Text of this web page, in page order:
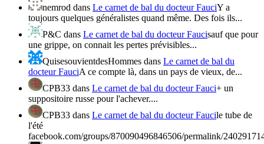
nemrod dans Le carnet de bal du docteur FauciY a
toujours quelques généralistes quand même. Des fois ils...
P&C dans Le carnet de bal du docteur Faucisauf que pour
une grippe, on connait les pertes prévisibles...
QuisesouvientdesHommes dans Le carnet de bal du
docteur FauciA ce compte là, dans un pays de vieux, de...
CPB33 dans Le carnet de bal du docteur Fauci+ un
suppositoire russe pour l'achever....
CPB33 dans Le carnet de bal du docteur Faucile tube de
l'été
facebook.com/groups/870090496846506/permalink/